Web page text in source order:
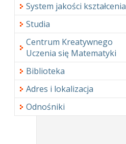
System jakości kształcenia
Studia
Centrum Kreatywnego
Uczenia się Matematyki
Biblioteka
Adres i lokalizacja
Odnośniki